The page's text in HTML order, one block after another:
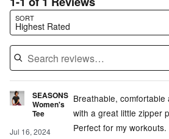
SORT
Highest Rated
Search reviews…
SEASONS
Women's
Tee
Jul 16, 2024
Breathable, comfortable
with a great little zipper
Perfect for my workouts.